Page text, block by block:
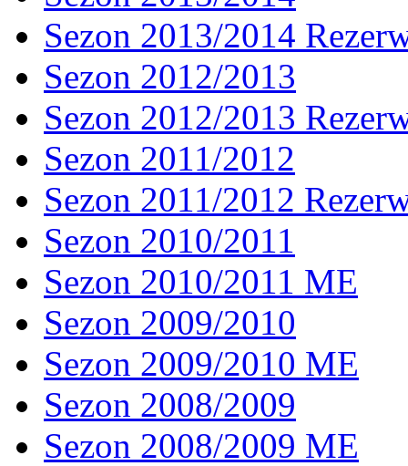
Sezon 2013/2014
Sezon 2012/2013
Sezon 2012/2013
Sezon 2011/2012
Sezon 2011/2012
Sezon 2010/2011
Sezon 2010/2011 ME
Sezon 2009/2010
Sezon 2009/2010 ME
Sezon 2008/2009
Sezon 2008/2009 ME